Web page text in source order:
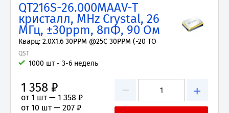
QT216S-26.000MAAV-T
кристалл, MHz Crystal, 26
МГц, ±30ppm, 8пФ, 90 Ом
Кварц: 2.0X1.6 30PPM @25C 30PPM (-20 TO
QST
1000 шт - 3-6 недель
− +
1 358 ₽
от 1 шт — 1 358 ₽
от 10 шт — 207 ₽